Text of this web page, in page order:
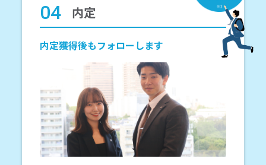
04 内定
内定獲得後もフォローします